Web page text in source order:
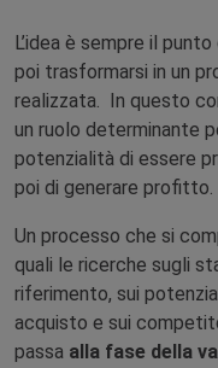
L’idea è sempre il
poi trasformarsi in un
realizzata. In questo
un ruolo determinante
potenzialità di essere
poi di generare profitto.
Un processo che si
quali le ricerche sugli
riferimento, sui
acquisto e sui
passa alla fase della